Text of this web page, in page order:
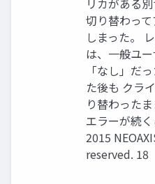
リカがある
切り替わっ
しまった。
は、一般ユ
「なし」だ
た後も クラ
り替わった
エラーが続
2015
reserved. 18